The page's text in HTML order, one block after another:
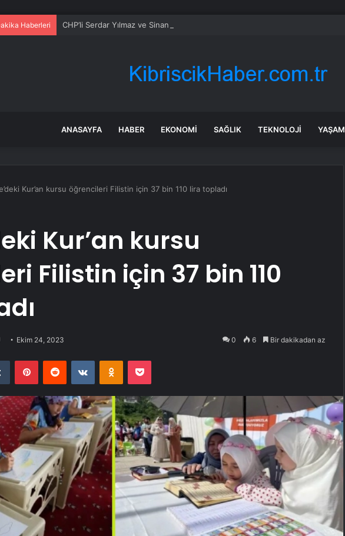
Haberleri CHP’li Serdar Yılmaz ve Sinan Hano’dan OGC’ye ziyaret
ANASAYFA HABER EKONOMI SAĞLIK TEKNOLOJI YAŞAM
Kur’an kursu öğrencileri Filistin için 37 bin 110 lira topladı
Kur’an kursu
Filistin için 37 bin 110
Ekim 24, 2023 0 6 Bir dakikadan az
Tumblr PinterestReddit VKontakteOdnoklassniki
Pocket